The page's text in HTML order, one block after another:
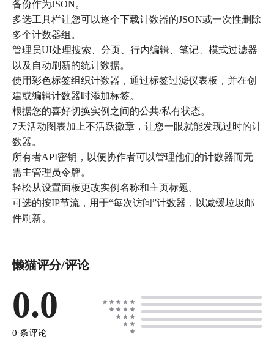
备份作为JSON。
多选工具栏让您可以逐个下载计数器的JSON或一次性删除
多个计数器组。
管理员UI处理搜索、分页、行内编辑、笔记、模式过滤器
以及自动刷新的统计数据。
使用彩色标签组织计数器，通过标签过滤仪表板，并在创
建或编辑计数器时添加标签。
根据您的喜好切换实例之间的公共/私有状态。
7天活动图表加上不活跃徽章，让您一眼就能发现过时的计
数器。
所有者API密钥，以便协作者可以管理他们的计数器而无
需主管理员令牌。
轻松从设置面板更改实例名称和主页标题。
可选的按IP节流，用于“每次访问”计数器，以减缓垃圾邮
件刷新。
懒猫评分/评论
0.0
0 条评论